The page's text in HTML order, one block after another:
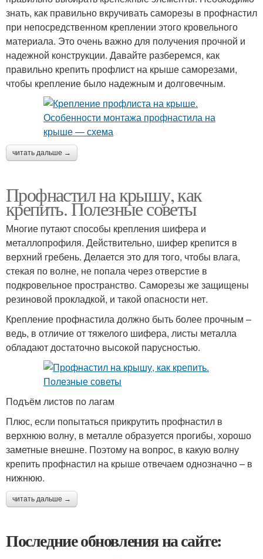
знать, как правильно вкручивать саморезы в профнастил
при непосредственном креплении этого кровельного
материала. Это очень важно для получения прочной и
надежной конструкции. Давайте разберемся, как
правильно крепить профлист на крыше саморезами,
чтобы крепление было надежным и долговечным.
читать дальше →
Профнастил на крышу, как
крепить. Полезные советы
Многие путают способы крепления шифера и
металлопрофиля. Действительно, шифер крепится в
верхний гребень. Делается это для того, чтобы влага,
стекая по волне, не попала через отверстие в
подкровельное пространство. Саморезы же защищены
резиновой прокладкой, и такой опасности нет.
Крепление профнастила должно быть более прочным –
ведь, в отличие от тяжелого шифера, листы металла
обладают достаточно высокой парусностью.
Подъём листов по лагам
Плюс, если попытаться прикрутить профнастил в
верхнюю волну, в металле образуется прогибы, хорошо
заметные внешне. Поэтому на вопрос, в какую волну
крепить профнастил на крыше отвечаем однозначно – в
нижнюю.
читать дальше →
Последние обновления на сайте: